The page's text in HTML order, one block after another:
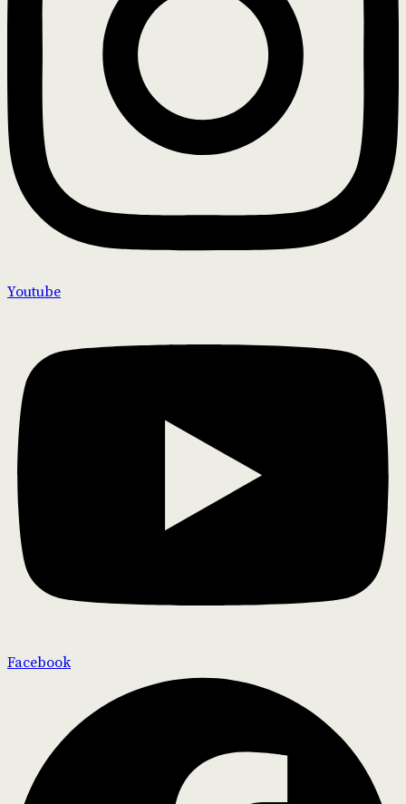
Youtube
Facebook